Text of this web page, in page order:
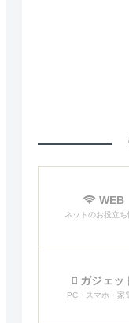
WEB
ネットのお役立ち
ガジェッ
PC・スマホ・家